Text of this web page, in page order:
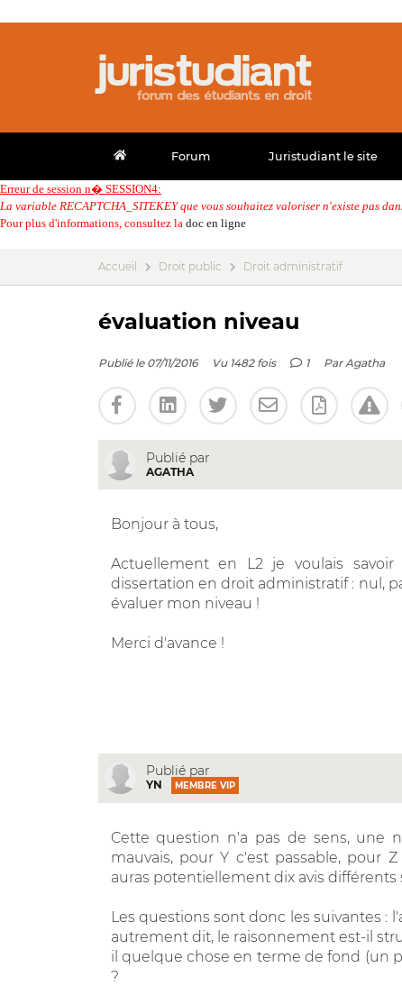
Forum Juristudiant le site
Erreur de session n� SESSION4:
La variable RECAPTCHA_SITEKEY que vous souhaitez valoriser n'existe pas
Pour plus d'informations, consultez la doc en ligne
Accueil Droit public Droit administratif
évaluation niveau
Publié le 07/11/2016 Vu 1482 fois 1 Par Agatha
Publié par
AGATHA
Bonjour à tous,
Actuellement en L2 je voulais
dissertation en droit administratif : nul,
évaluer mon niveau !
Merci d'avance !
Publié par
YN MEMBRE VIP
Cette question n'a pas de sens, une
mauvais, pour Y c'est passable, pour
auras potentiellement dix avis différents
Les questions sont donc les suivantes :
autrement dit, le raisonnement est-il
il quelque chose en terme de fond (un
?